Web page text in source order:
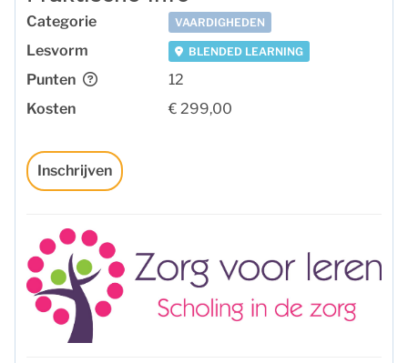
Categorie VAARDIGHEDEN
Lesvorm BLENDED LEARNING
Punten
12
Kosten
€ 299,00
Inschrijven